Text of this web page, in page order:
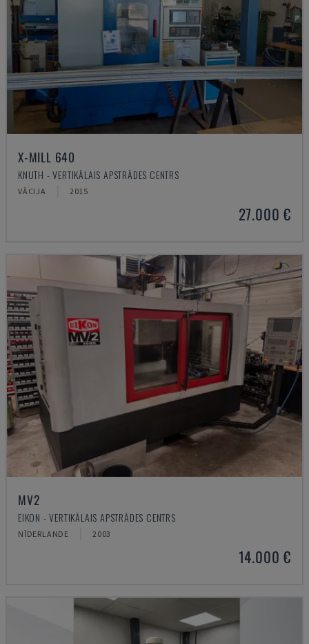
X-MILL 640
KNUTH - VERTIKĀLAIS APSTRĀDES CENTRS
VĀCIJA 2015
27.000 €
MV2
EIKON - VERTIKĀLAIS APSTRĀDES CENTRS
NĪDERLANDE 2003
14.000 €